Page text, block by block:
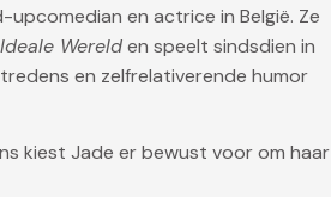
en actrice in België. Ze
Werelden speelt sindsdien in
en zelfrelativerende humor
kiest Jade er bewust voor om haar